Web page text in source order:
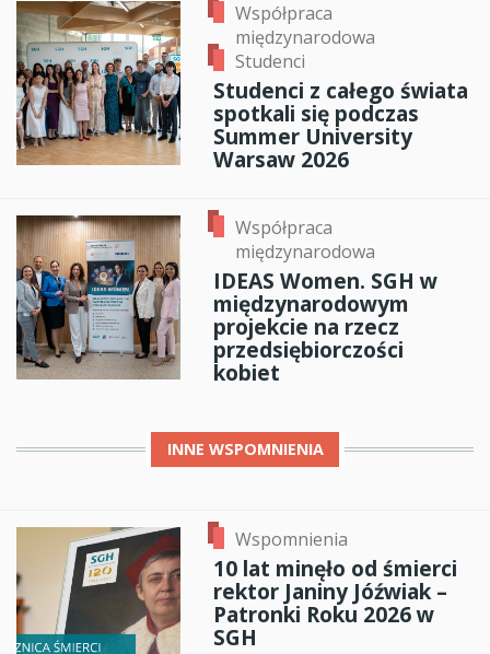
Współpraca
międzynarodowa
Studenci
Studenci z całego świata
spotkali się podczas
Summer University
Warsaw 2026
Współpraca
międzynarodowa
IDEAS Women. SGH w
międzynarodowym
projekcie na rzecz
przedsiębiorczości
kobiet
INNE WSPOMNIENIA
Wspomnienia
10 lat minęło od śmierci
rektor Janiny Jóźwiak –
Patronki Roku 2026 w
SGH